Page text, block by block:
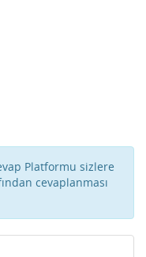
Platformu sizlere
cevaplanması